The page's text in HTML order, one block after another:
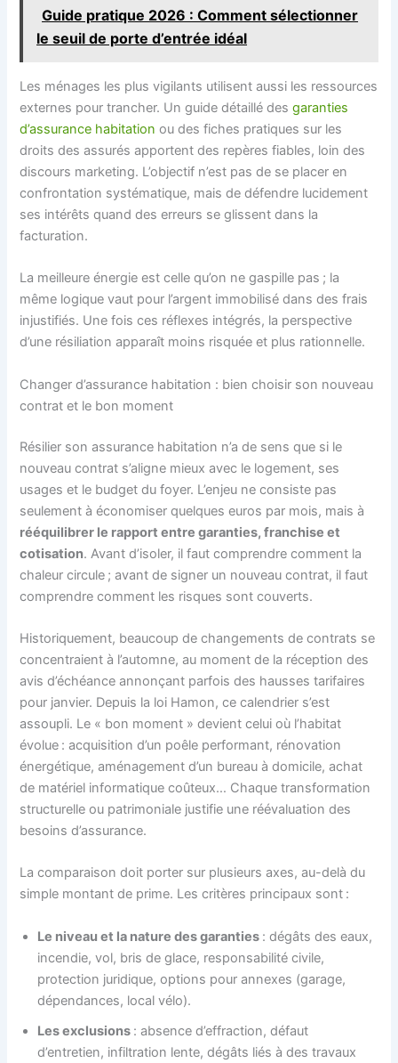
Guide pratique 2026 : Comment sélectionner
le seuil de porte d’entrée idéal
Les ménages les plus vigilants utilisent aussi les ressources
externes pour trancher. Un guide détaillé desgaranties
d’assurance habitation ou des fiches pratiques sur les
droits des assurés apportent des repères fiables, loin des
discours marketing. L’objectif n’est pas de se placer en
confrontation systématique, mais de défendre lucidement
ses intérêts quand des erreurs se glissent dans la
facturation.
La meilleure énergie est celle qu’on ne gaspille pas ; la
même logique vaut pour l’argent immobilisé dans des frais
injustifiés. Une fois ces réflexes intégrés, la perspective
d’une résiliation apparaît moins risquée et plus rationnelle.
Changer d’assurance habitation : bien choisir son nouveau
contrat et le bon moment
Résilier son assurance habitation n’a de sens que si le
nouveau contrat s’aligne mieux avec le logement, ses
usages et le budget du foyer. L’enjeu ne consiste pas
seulement à économiser quelques euros par mois, mais à
rééquilibrer le rapport entre garanties, franchise et
cotisation. Avant d’isoler, il faut comprendre comment la
chaleur circule ; avant de signer un nouveau contrat, il faut
comprendre comment les risques sont couverts.
Historiquement, beaucoup de changements de contrats se
concentraient à l’automne, au moment de la réception des
avis d’échéance annonçant parfois des hausses tarifaires
pour janvier. Depuis la loi Hamon, ce calendrier s’est
assoupli. Le « bon moment » devient celui où l’habitat
évolue : acquisition d’un poêle performant, rénovation
énergétique, aménagement d’un bureau à domicile, achat
de matériel informatique coûteux… Chaque transformation
structurelle ou patrimoniale justifie une réévaluation des
besoins d’assurance.
La comparaison doit porter sur plusieurs axes, au-delà du
simple montant de prime. Les critères principaux sont :
Le niveau et la nature des garanties : dégâts des eaux,
incendie, vol, bris de glace, responsabilité civile,
protection juridique, options pour annexes (garage,
dépendances, local vélo).
Les exclusions : absence d’effraction, défaut
d’entretien, infiltration lente, dégâts liés à des travaux